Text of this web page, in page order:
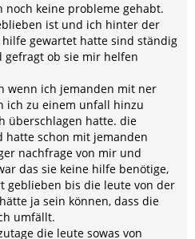
keine probleme gehabt.
ist und ich hinter der
gewartet hatte sind ständig
ob sie mir helfen
wenn ich jemanden mit ner
ich zu einem unfall hinzu
überschlagen hatte. die
schon mit jemanden
nachfrage von mir und
das sie keine hilfe benötige,
geblieben bis die leute von der
ja sein können, dass die
umfällt.
die leute sowas von